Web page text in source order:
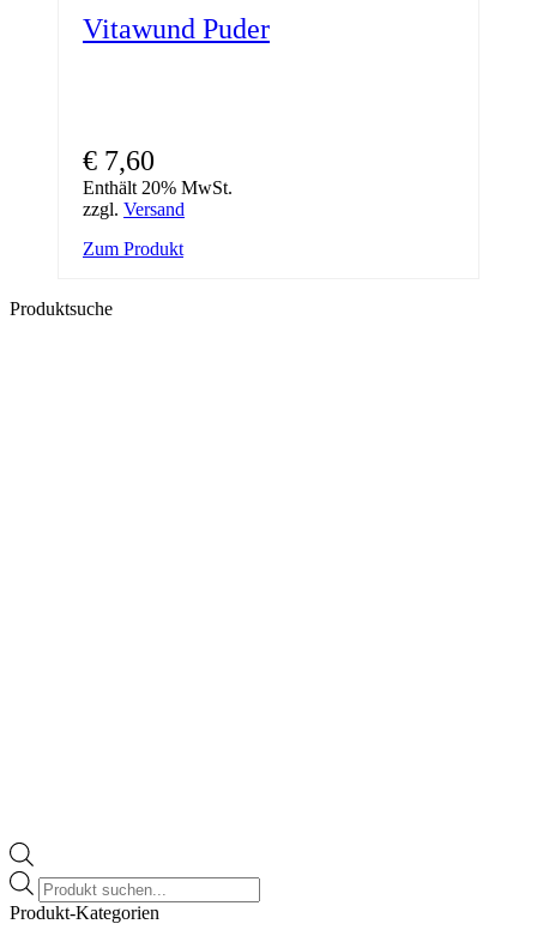
Vitawund Puder
€ 7,60
Enthält 20% MwSt.
zzgl. Versand
Zum Produkt
Produktsuche
Products
search
Produkt-Kategorien